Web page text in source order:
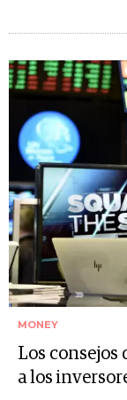
MONEY
Los consejos
a los